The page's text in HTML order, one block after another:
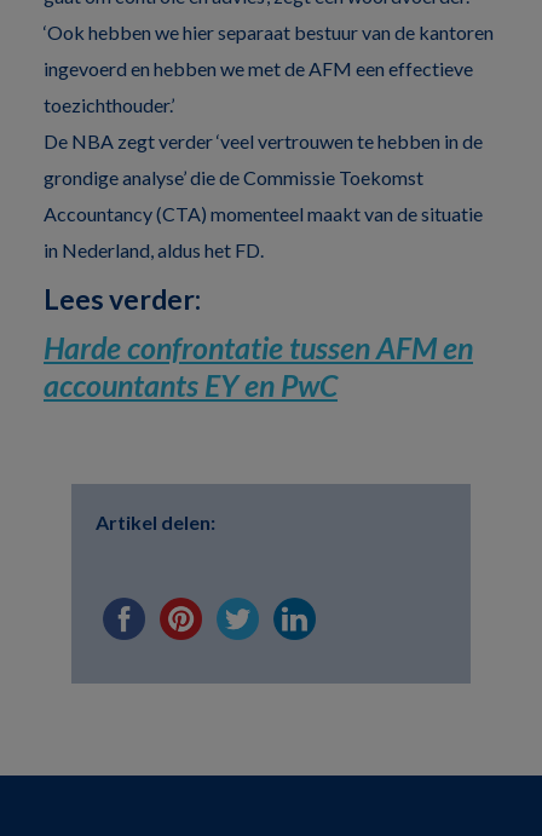
‘Ook hebben we hier separaat bestuur van de kantoren
ingevoerd en hebben we met de AFM een effectieve
toezichthouder.’
De NBA zegt verder ‘veel vertrouwen te hebben in de
grondige analyse’ die de Commissie Toekomst
Accountancy (CTA) momenteel maakt van de situatie
in Nederland, aldus het FD.
Lees verder:
Harde confrontatie tussen AFM en
accountants EY en PwC
Artikel delen: